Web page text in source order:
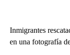
Inmigrantes
en una fotografía